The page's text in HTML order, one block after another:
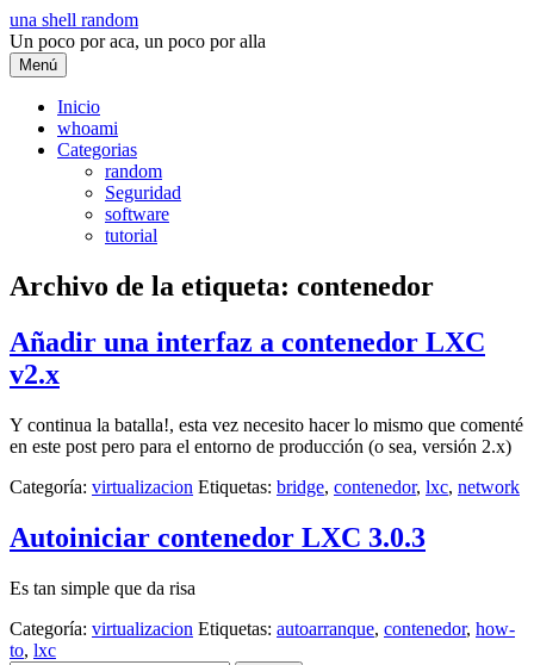
Saltar
al
contenido
una shell random
Un poco por aca, un poco por alla
Menú
Inicio
whoami
Categorias
random
Seguridad
software
tutorial
Archivo de la etiqueta: contenedor
Añadir una interfaz a contenedor LXC
v2.x
Y continua la batalla!, esta vez necesito hacer lo mismo que comenté
en este post pero para el entorno de producción (o sea, versión 2.x)
Categoría: virtualizacion Etiquetas: bridge, contenedor, lxc, network
Autoiniciar contenedor LXC 3.0.3
Es tan simple que da risa
Categoría: virtualizacion Etiquetas: autoarranque, contenedor, how-
to, lxc